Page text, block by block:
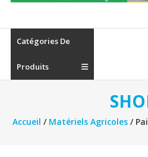
Catégories De
Produits
Accueil / Matériels Agricoles /